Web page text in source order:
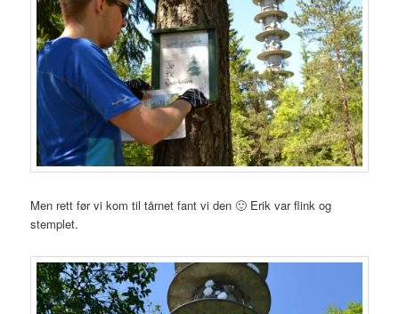
Men rett før vi kom til tårnet fant vi den 🙂 Erik var flink og
stemplet.